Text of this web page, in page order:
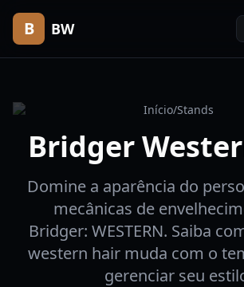
B BW
Início/Stands
Bridger
Domine a aparência do
mecânicas de
Bridger: WESTERN. Saiba
western hair muda com o
gerenciar seu